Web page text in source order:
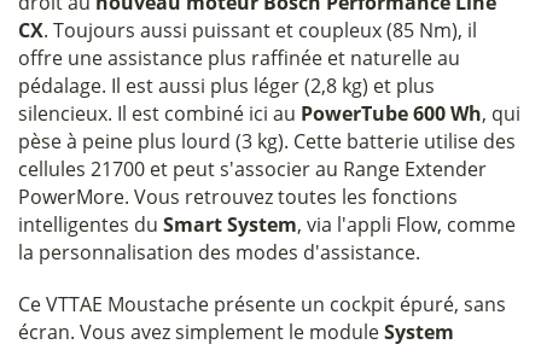
CX. Toujours aussi puissant et coupleux (85 Nm), il
offre une assistance plus raffinée et naturelle au
pédalage. Il est aussi plus léger (2,8 kg) et plus
silencieux. Il est combiné ici au PowerTube 600 Wh, qui
pèse à peine plus lourd (3 kg). Cette batterie utilise des
cellules 21700 et peut s'associer au Range Extender
PowerMore. Vous retrouvez toutes les fonctions
intelligentes du Smart System, via l'appli Flow, comme
la personnalisation des modes d'assistance.
Ce VTTAE Moustache présente un cockpit épuré, sans
écran. Vous avez simplement le moduleSystem